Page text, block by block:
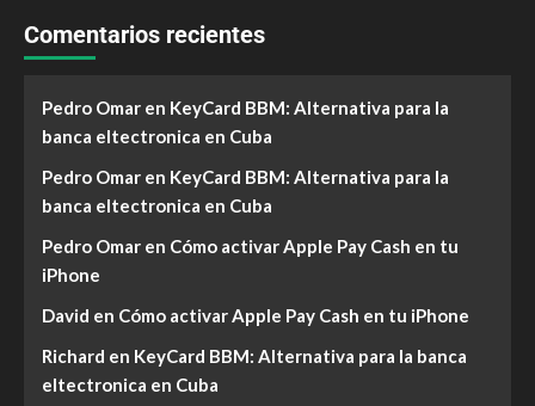
Comentarios recientes
Pedro Omar en KeyCard BBM: Alternativa para la
banca eltectronica en Cuba
Pedro Omar en KeyCard BBM: Alternativa para la
banca eltectronica en Cuba
Pedro Omar en Cómo activar Apple Pay Cash en tu
iPhone
David en Cómo activar Apple Pay Cash en tu iPhone
Richard en KeyCard BBM: Alternativa para la banca
eltectronica en Cuba